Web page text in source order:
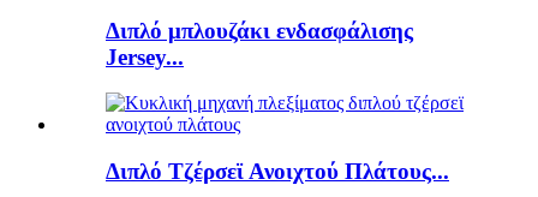
Διπλό μπλουζάκι ενδασφάλισης
Jersey...
Διπλό Τζέρσεϊ Ανοιχτού Πλάτους...